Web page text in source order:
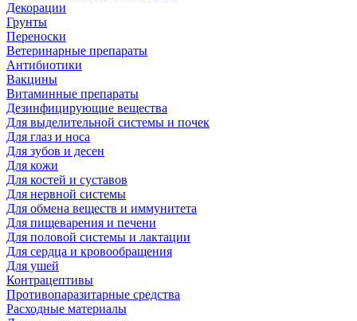
Декорации
Грунты
Переноски
Ветеринарные препараты
Антибиотики
Вакцины
Витаминные препараты
Дезинфицирующие вещества
Для выделительной системы и почек
Для глаз и носа
Для зубов и десен
Для кожи
Для костей и суставов
Для нервной системы
Для обмена веществ и иммунитета
Для пищеварения и печени
Для половой системы и лактации
Для сердца и кровообращения
Для ушей
Контрацептивы
Противопаразитарные средства
Расходные материалы